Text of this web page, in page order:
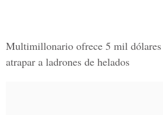
Multimillonario ofrece 5 mil dólares
atrapar a ladrones de helados